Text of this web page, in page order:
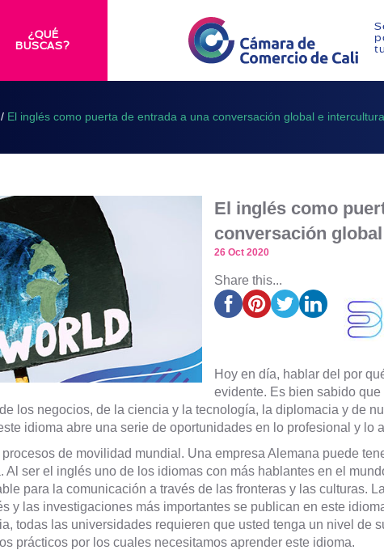
¿QUÉ
BUSCAS?
/ El inglés como puerta de entrada a una conversación global e
El inglés como
conversación
26 Oct 2020
Share this...
Hoy en día, hablar del por
evidente. Es bien sabido
los negocios, de la ciencia y la tecnología, la diplomacia y de
idioma abre una serie de oportunidades en lo profesional y lo
de movilidad mundial. Una empresa Alemana puede
Al ser el inglés uno de los idiomas con más hablantes en el
para la comunicación a través de las fronteras y las culturas.
y las investigaciones más importantes se publican en este
todas las universidades requieren que usted tenga un nivel de
prácticos por los cuales necesitamos aprender este idioma.